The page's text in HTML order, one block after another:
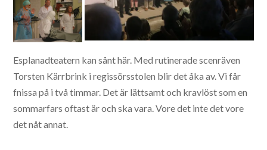
Esplanadteatern kan sånt här. Med rutinerade scenräven
Torsten Kärrbrink i regissörsstolen blir det åka av. Vi får
fnissa på i två timmar. Det är lättsamt och kravlöst som en
sommarfars oftast är och ska vara. Vore det inte det vore
det nåt annat.